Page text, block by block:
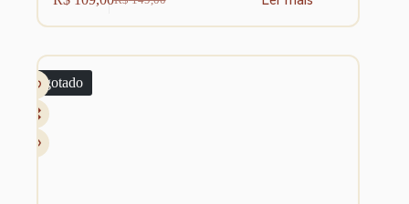
O
preço
era:
O
preço
é:
Esgotado